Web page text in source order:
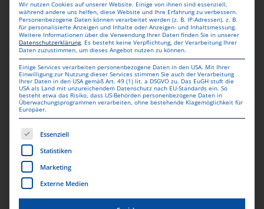
Gestalten Sie Kleidung genau nach Ihren
Wunschvorstellungen selbst im Onlinedesigner.
Wir bieten Ihnen verschiedene Vorlage, um das
ausgewählte Produkt zu gestalten. Sie haben
bei MAILINGSTORE die Möglichkeit jedes
Produkt ab bereits einem Exemplar zu
bestellen sowie online zu gestalten. Neben dem
Onlinedesigner Ist es Ihnen möglich eine
druckfertige Datei über den Druckdatenupload
hochzuladen. Hierfür finden Sie zu jedem
Wir nutzen Cookies auf unserer Website. Einige von ihnen sind essenziell,
während andere uns helfen, diese Website und Ihre Erfahrung zu verbessern.
Personenbezogene Daten können verarbeitet werden (z. B. IP-Adressen), z. B.
für personalisierte Anzeigen und Inhalte oder Anzeigen- und Inhaltsmessung.
Weitere Informationen über die Verwendung Ihrer Daten finden Sie in unserer
Datenschutzerklärung. Es besteht keine Verpflichtung, der Verarbeitung Ihrer
Daten zuzustimmen, um dieses Angebot nutzen zu können.
Einige Services verarbeiten personenbezogene Daten in den USA. Mit Ihrer
Einwilligung zur Nutzung dieser Services stimmen Sie auch der Verarbeitung
Ihrer Daten in den USA gemäß Art. 49 (1) lit. a DSGVO zu. Das EuGH stuft die
USA als Land mit unzureichendem Datenschutz nach EU-Standards ein. So
besteht etwa das Risiko, dass US-Behörden personenbezogene Daten in
Überwachungsprogrammen verarbeiten, ohne bestehende Klagemöglichkeit für
Europäer.
Es folgt eine Liste der Service-Gruppen, für die eine
Essenziell
Statistiken
Marketing
Externe Medien